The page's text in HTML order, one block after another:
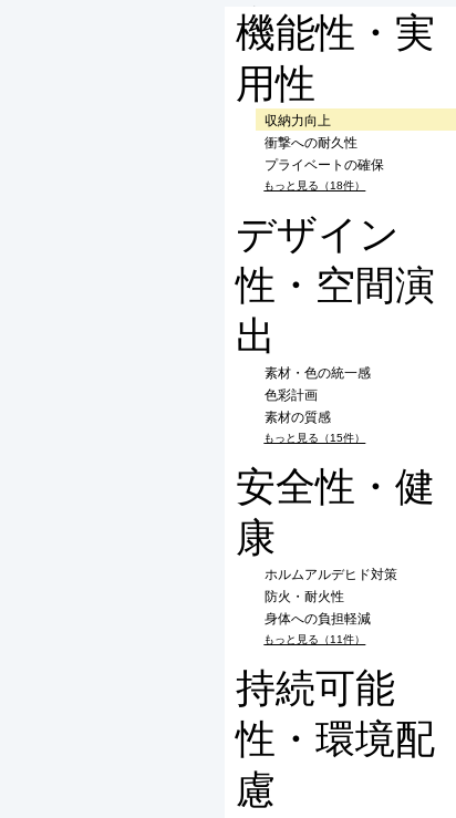
む
機能性・実
用性
収納力向上
衝撃への耐久性
プライベートの確保
もっと見る（18件）
デザイン
性・空間演
出
素材・色の統一感
色彩計画
素材の質感
もっと見る（15件）
安全性・健
康
ホルムアルデヒド対策
防火・耐火性
身体への負担軽減
もっと見る（11件）
持続可能
性・環境配
慮